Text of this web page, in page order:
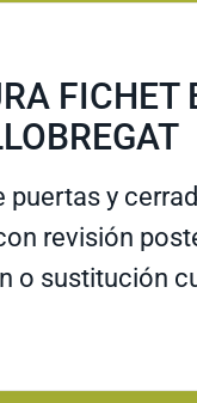
FICHET
puertas y
revisión
o sustitución